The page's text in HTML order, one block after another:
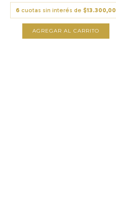
6 cuotas sin interés de $13.300,00
AGREGAR AL CARRITO